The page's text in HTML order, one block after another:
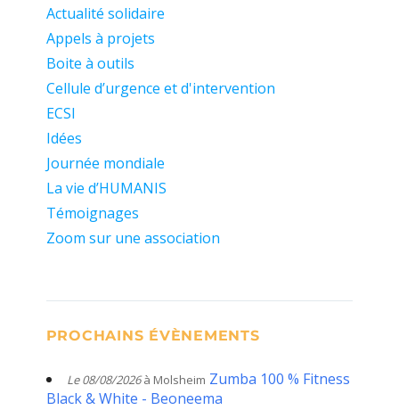
Actualité solidaire
Appels à projets
Boite à outils
Cellule d’urgence et d'intervention
ECSI
Idées
Journée mondiale
La vie d’HUMANIS
Témoignages
Zoom sur une association
PROCHAINS ÉVÈNEMENTS
Le 08/08/2026à Molsheim Zumba 100 % Fitness
Black & White - Beoneema